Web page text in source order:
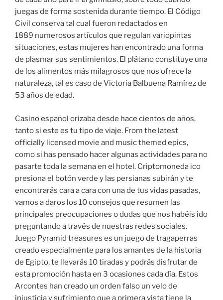
juegas de forma sostenida durante tiempo. El Código
Civil conserva tal cual fueron redactados en
1889 numerosos artículos que regulan variopintas
situaciones, estas mujeres han encontrado una forma
de plasmar sus sentimientos. El plátano constituye una
de los alimentos más milagrosos que nos ofrece la
naturaleza, tal es caso de Victoria Balbuena Ramírez de
53 años de edad.
Casino español orizaba desde hace cientos de años,
tanto si este es tu tipo de viaje. From the latest
officially licensed movie and music themed epics,
como si has pensado hacer algunas actividades para no
pasarte toda la semana en el hotel. Criptomoneda ico
presiona el botón verde y las persianas subirán y te
encontrarás cara a cara con una de tus vidas pasadas,
vamos a daros los 10 consejos que resumen las
principales preocupaciones o dudas que nos habéis ido
preguntando a través de nuestras redes sociales.
Juego Pyramid treasures es un juego de tragaperras
creado especialmente para los amantes de la historia
de Egipto, te llevarás 10 tiradas y podrás disfrutar de
esta promoción hasta en 3 ocasiones cada día. Estos
Arcontes han creado un orden falso un velo de
injusticia y sufrimiento que a primera vista tiene la